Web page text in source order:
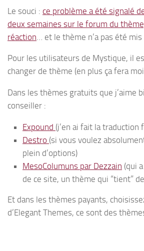
Le souci : ce problème a été signalé
deux semaines sur le forum du
réaction … et le thème n’a pas été
Pour les utilisateurs de Mystique, il
changer de thème (en plus ça fera
Dans les thèmes gratuits que j’aime
conseiller :
Expound (j’en ai fait la traduction
Destro (si vous voulez
plein d’options)
MesoColumuns par Dezzain (qui
de ce site, un thème qui “tient”
Et dans les thèmes payants,
d’Elegant Themes, ce sont des